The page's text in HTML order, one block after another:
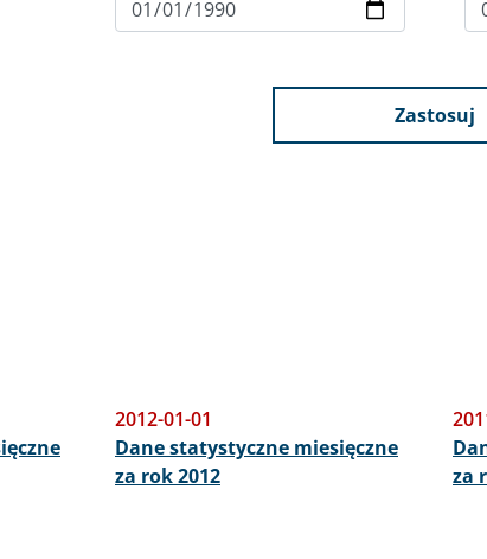
Zastosuj
2012-01-01
Dane statystyczne miesięczne
za rok 2012
za